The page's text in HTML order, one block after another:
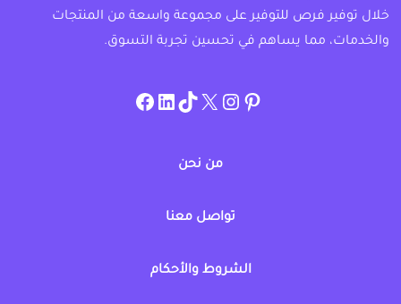
خلال توفير فرص للتوفير على مجموعة واسعة من المنتجات
والخدمات، مما يساهم في تحسين تجربة التسوق.
pinterest
allcouponat
twitter
TikTok
linkedin
facebook
من نحن
تواصل معنا
الشروط والأحكام